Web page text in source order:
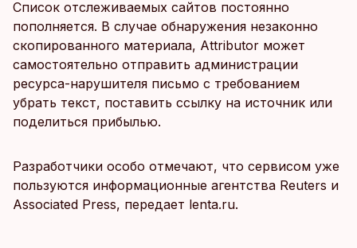
Список отслеживаемых сайтов постоянно
пополняется. В случае обнаружения незаконно
скопированного материала, Attributor может
самостоятельно отправить администрации
ресурса-нарушителя письмо с требованием
убрать текст, поставить ссылку на источник или
поделиться прибылью.
Разработчики особо отмечают, что сервисом уже
пользуются информационные агентства Reuters и
Associated Press, передает lenta.ru.